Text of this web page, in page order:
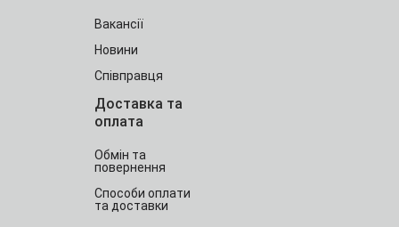
Вакансії
Новини
Співправця
Доставка та
оплата
Обмін та
повернення
Способи оплати
та доставки